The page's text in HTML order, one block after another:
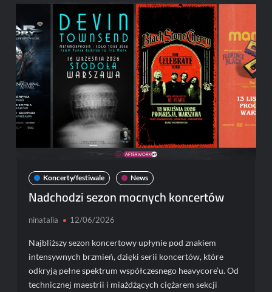
Koncerty
artystek,
które
zmieniają
współczesną
muzykę
Koncerty/festiwale News
Nadchodzi sezon mocnych koncertów
ninatalia 12/06/2026
Najbliższy sezon koncertowy upłynie pod znakiem
intensywnych brzmień, dzięki serii koncertów, które
odkryją pełne spektrum współczesnego heavycore’u. Od
technicznej maestrii i miażdżących ciężarem sekcji